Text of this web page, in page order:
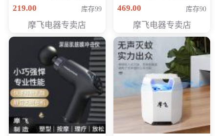
元
219.00 库存99
摩飞电器专卖店
MF-HG30 ） 会员专享价
469.00 库存90
摩飞电器专卖店